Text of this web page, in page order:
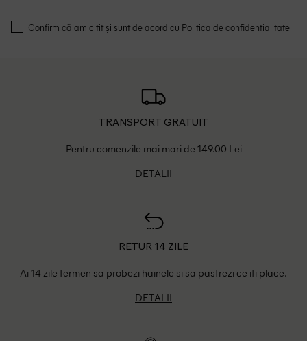
Confirm că am citit și sunt de acord cu Politica de confidentialitate
TRANSPORT GRATUIT
Pentru comenzile mai mari de 149.00 Lei
DETALII
RETUR 14 ZILE
Ai 14 zile termen sa probezi hainele si sa pastrezi ce iti place.
DETALII